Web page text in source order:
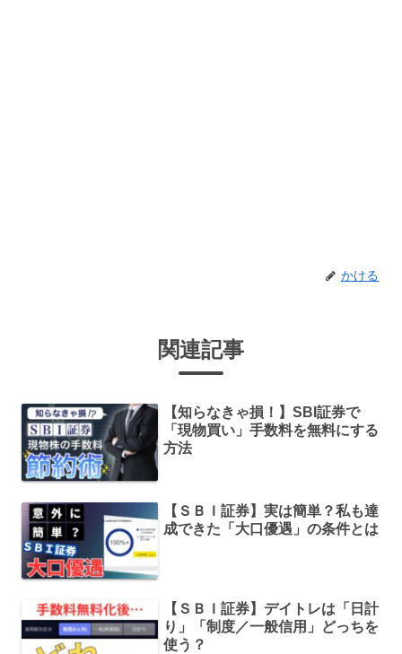
かける
関連記事
【知らなきゃ損！】SBI証券で
「現物買い」手数料を無料にする
方法
【ＳＢＩ証券】実は簡単？私も達
成できた「大口優遇」の条件とは
【ＳＢＩ証券】デイトレは「日計
り」「制度／一般信用」どっちを
使う？